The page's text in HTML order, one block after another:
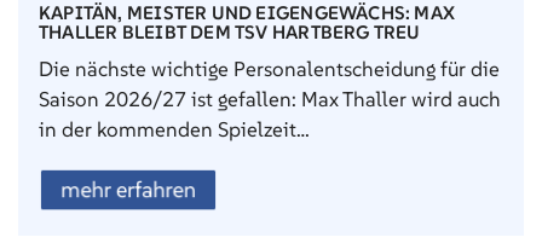
KAPITÄN, MEISTER UND EIGENGEWÄCHS: MAX
THALLER BLEIBT DEM TSV HARTBERG TREU
Die nächste wichtige Personalentscheidung für die
Saison 2026/27 ist gefallen: Max Thaller wird auch
in der kommenden Spielzeit…
mehr erfahren